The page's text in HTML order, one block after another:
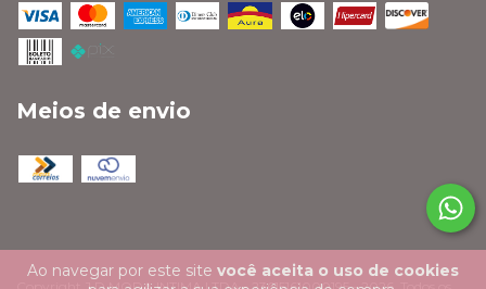
Ao navegar por este site você aceita o uso de cookies
Meios de envio